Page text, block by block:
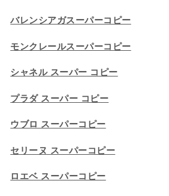
バレンシアガスーパーコピー
モンクレールスーパーコピー
シャネル スーパー コピー
プラダ スーパー コピー
ウブロ スーパーコピー
セリーヌ スーパーコピー​
ロエベ スーパーコピー